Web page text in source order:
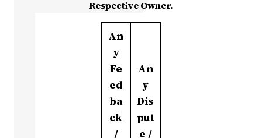
Respective Owner.
An
y
Fe
ed
ba
ck
/
An
y
Dis
put
e /